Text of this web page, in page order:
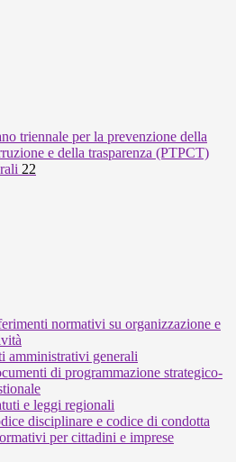
triennale per la prevenzione della
e della trasparenza (PTPCT)
22
normativi su organizzazione e
amministrativi generali
di programmazione strategico-
e leggi regionali
disciplinare e codice di condotta
per cittadini e imprese